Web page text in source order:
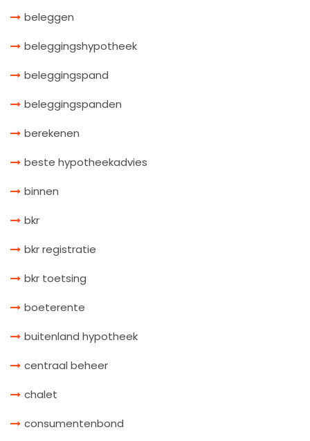
beleggen
beleggingshypotheek
beleggingspand
beleggingspanden
berekenen
beste hypotheekadvies
binnen
bkr
bkr registratie
bkr toetsing
boeterente
buitenland hypotheek
centraal beheer
chalet
consumentenbond